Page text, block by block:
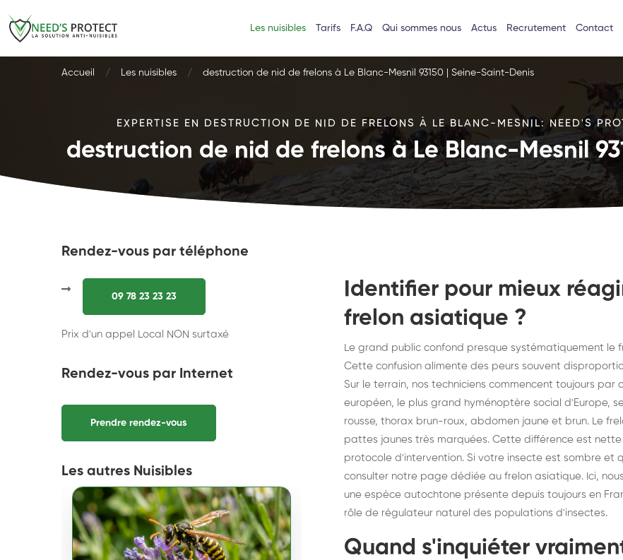
Les nuisibles Tarifs F.A.Q Qui sommes nous Actus Recrutement Contact
Accueil Les nuisibles destruction de nid de frelons à Le Blanc-Mesnil 93150 | Seine-Saint-Denis
EXPERTISE EN DESTRUCTION DE NID DE FRELONS À LE BLANC-MESNIL: NEED'S
destruction de nid de frelons à Le Blanc-Mesnil
Rendez-vous par téléphone
09 78 23 23 23
Prix d'un appel Local NON surtaxé
Rendez-vous par Internet
Prendre rendez-vous
Les autres Nuisibles
Identifier pour mieux
frelon asiatique ?
Le grand public confond presque systématiquement le
Cette confusion alimente des peurs souvent
Sur le terrain, nos techniciens commencent toujours
européen, le plus grand hyménoptère social d'Europe,
rousse, thorax brun-roux, abdomen jaune et brun. Le
pattes jaunes très marquées. Cette différence est
protocole d'intervention. Si votre insecte est sombre et
consulter notre page dédiée au frelon asiatique. Ici,
une espèce autochtone présente depuis toujours en
rôle de régulateur naturel des populations d'insectes.
Quand s'inquiéter